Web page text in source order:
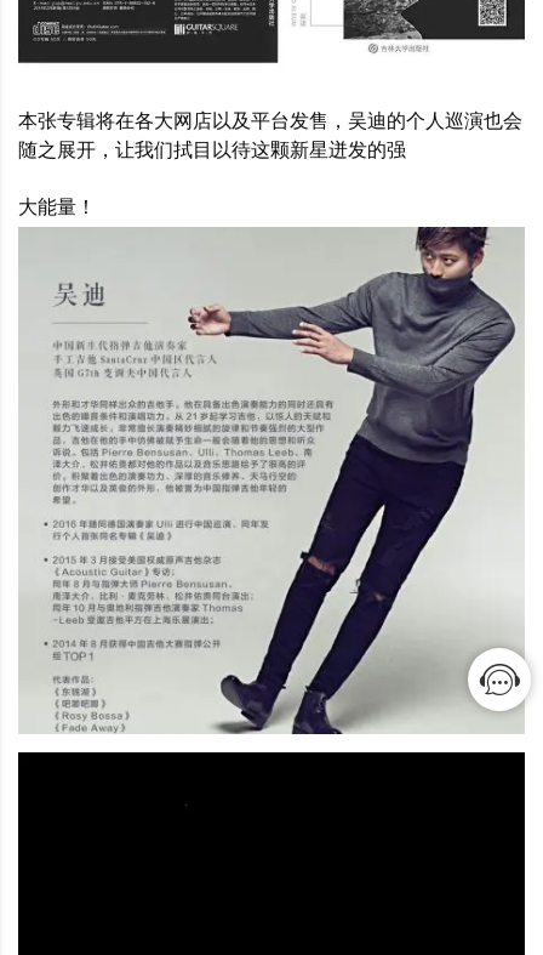
本张专辑将在各大网店以及平台发售，吴迪的个人巡演也会
随之展开，让我们拭目以待这颗新星迸发的强
大能量！